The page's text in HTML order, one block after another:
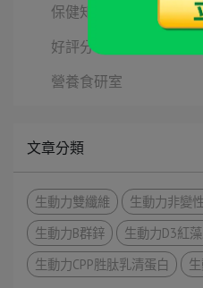
保健知識
好評分享
營養食研室
文章分類
生動力雙纖維
生動力非變
生動力B群鋅
生動力D3紅
生動力CPP胜肽乳清蛋白